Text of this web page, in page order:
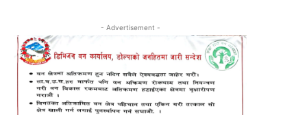
- Advertisement -